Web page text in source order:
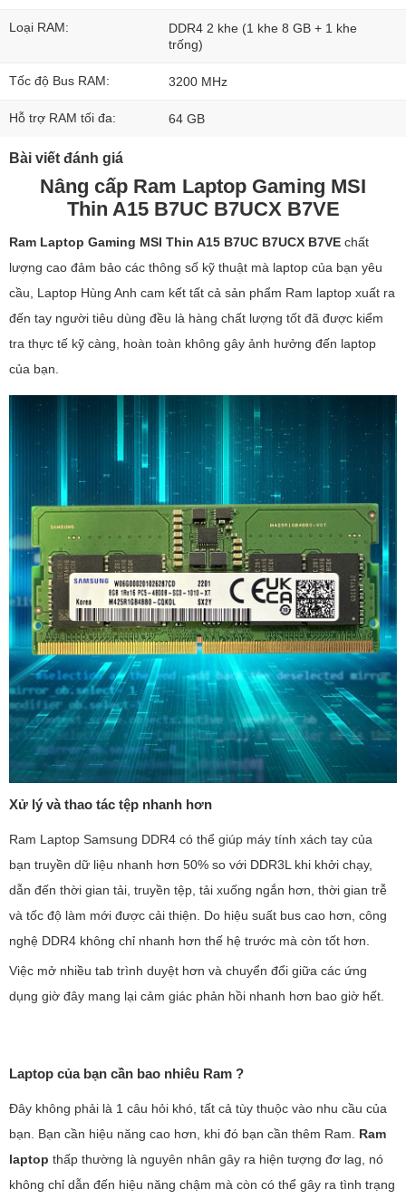
Loại RAM:
DDR4 2 khe (1 khe 8 GB + 1 khe
trống)
Tốc độ Bus RAM: 3200 MHz
Hỗ trợ RAM tối đa: 64 GB
Bài viết đánh giá
Nâng cấp Ram Laptop Gaming MSI
Thin A15 B7UC B7UCX B7VE
Ram Laptop Gaming MSI Thin A15 B7UC B7UCX B7VE chất
lượng cao đảm bảo các thông số kỹ thuật mà laptop của bạn yêu
cầu, Laptop Hùng Anh cam kết tất cả sản phẩm Ram laptop xuất ra
đến tay người tiêu dùng đều là hàng chất lượng tốt đã được kiểm
tra thực tế kỹ càng, hoàn toàn không gây ảnh hưởng đến laptop
của bạn.
Xử lý và thao tác tệp nhanh hơn
Ram Laptop Samsung DDR4 có thể giúp máy tính xách tay của
bạn truyền dữ liệu nhanh hơn 50% so với DDR3L khi khởi chạy,
dẫn đến thời gian tải, truyền tệp, tải xuống ngắn hơn, thời gian trễ
và tốc độ làm mới được cải thiện. Do hiệu suất bus cao hơn, công
nghệ DDR4 không chỉ nhanh hơn thế hệ trước mà còn tốt hơn.
Việc mở nhiều tab trình duyệt hơn và chuyển đổi giữa các ứng
dụng giờ đây mang lại cảm giác phản hồi nhanh hơn bao giờ hết.
Laptop của bạn cần bao nhiêu Ram ?
Đây không phải là 1 câu hỏi khó, tất cả tùy thuộc vào nhu cầu của
bạn. Bạn cần hiệu năng cao hơn, khi đó bạn cần thêm Ram. Ram
laptop thấp thường là nguyên nhân gây ra hiện tượng đơ lag, nó
không chỉ dẫn đến hiệu năng chậm mà còn có thể gây ra tình trạng